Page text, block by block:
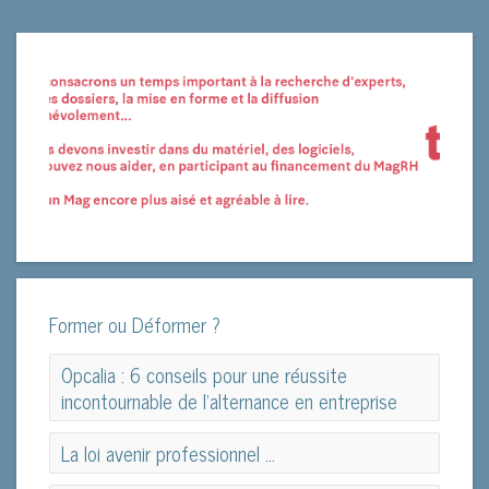
Former ou Déformer ?
Opcalia : 6 conseils pour une réussite
incontournable de l’alternance en entreprise
Opcalia : 6 conseils pour une réussite
incontournable de l’alternance en entreprise
La loi avenir professionnel ...